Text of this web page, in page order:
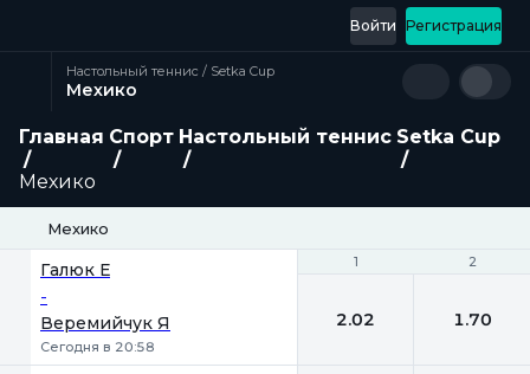
Регистрация
Войти
Настольный теннис / Setka Cup
Мехико
Главная Спорт Настольный теннис Setka Cup
Мехико
Мехико
1 2
Галюк Е
-
Веремийчук Я
Сегодня в 20:58
1 2
2.02 1.70